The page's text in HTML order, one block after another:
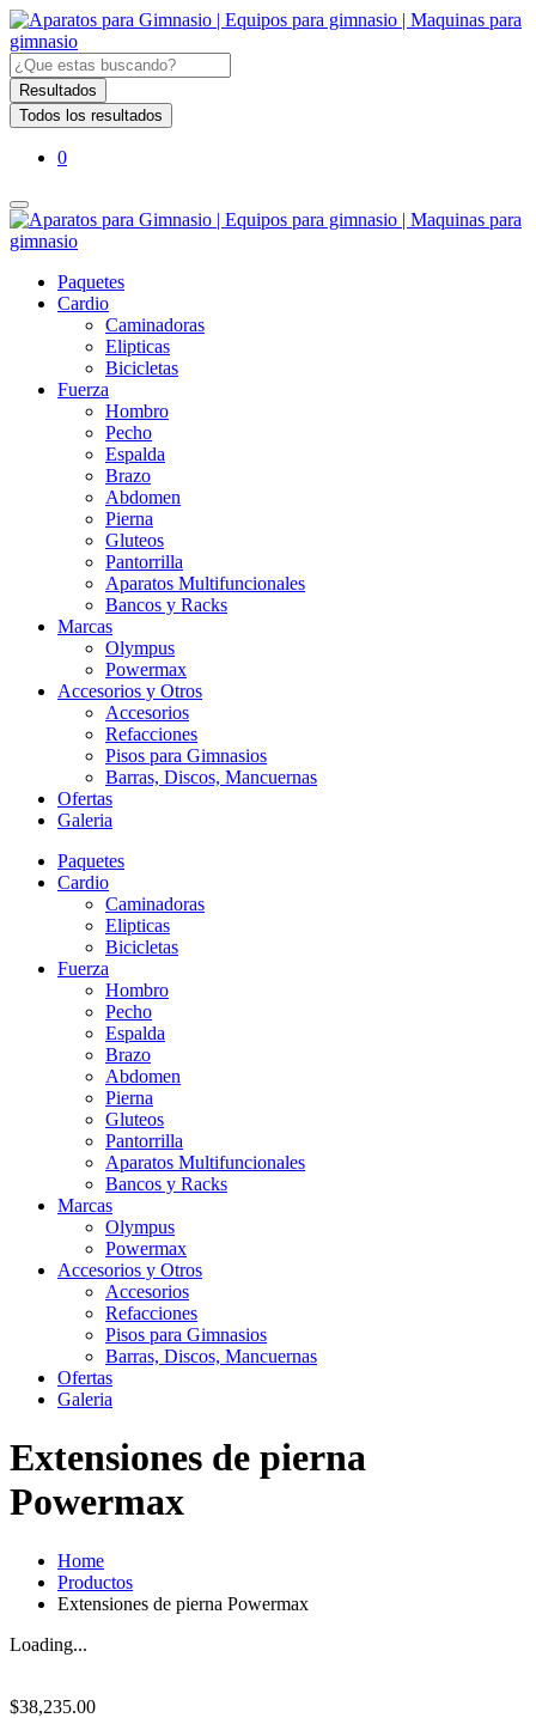
Search
...Resultados
Todos los resultados
0
Paquetes
Cardio
Caminadoras
Elipticas
Bicicletas
Fuerza
Hombro
Pecho
Espalda
Brazo
Abdomen
Pierna
Gluteos
Pantorrilla
Aparatos Multifuncionales
Bancos y Racks
Marcas
Olympus
Powermax
Accesorios y Otros
Accesorios
Refacciones
Pisos para Gimnasios
Barras, Discos, Mancuernas
Ofertas
Galeria
Paquetes
Cardio
Caminadoras
Elipticas
Bicicletas
Fuerza
Hombro
Pecho
Espalda
Brazo
Abdomen
Pierna
Gluteos
Pantorrilla
Aparatos Multifuncionales
Bancos y Racks
Marcas
Olympus
Powermax
Accesorios y Otros
Accesorios
Refacciones
Pisos para Gimnasios
Barras, Discos, Mancuernas
Ofertas
Galeria
Extensiones de pierna
Powermax
Home
Productos
Extensiones de pierna Powermax
Loading...
$38,235.00